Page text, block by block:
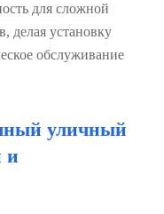
для сложной
делая установку
обслуживание
уличный
и